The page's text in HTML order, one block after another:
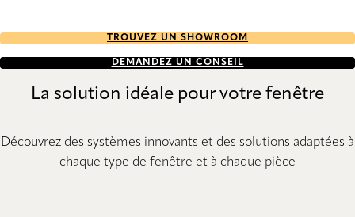
TROUVEZ UN SHOWROOM
DEMANDEZ UN CONSEIL
La solution idéale pour votre fenêtre
Découvrez des systèmes innovants et des solutions adaptées à
chaque type de fenêtre et à chaque pièce